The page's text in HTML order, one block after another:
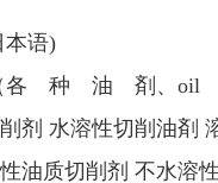
本语)
种 油 剤、oil
剂 水溶性切削油
油质切削剂 不水